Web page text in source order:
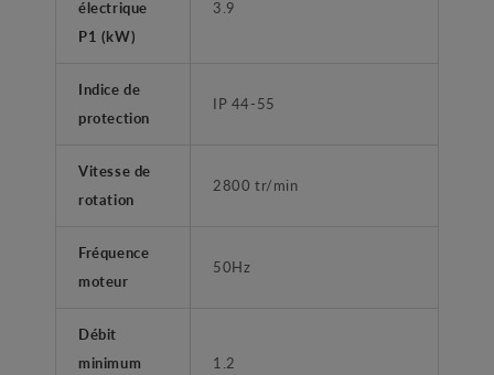
électrique
P1 (kW)
3.9
Indice de
protection
IP 44-55
Vitesse de
rotation
2800 tr/min
Fréquence
moteur
50Hz
Débit
minimum
1.2